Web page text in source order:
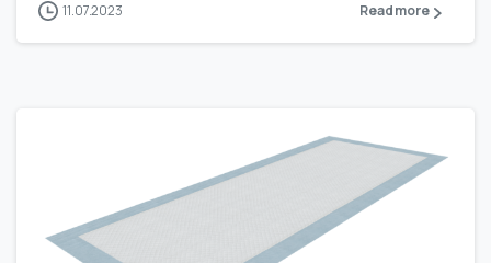
11.07.2023 Read more